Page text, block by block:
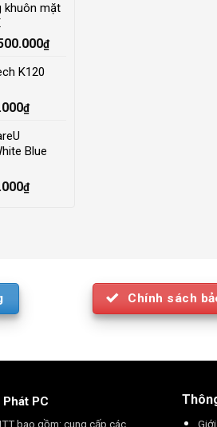
2.800.000₫.
khuôn mặt
₫Current
K120
₫Current
195.000₫.
Blue
₫Current
Chính sách
PC
bao gồm: cung cấp các